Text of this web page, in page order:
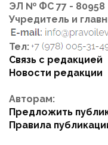
ЭЛ № ФС 77 - 80958
Учредитель и
Тел:
Связь с редакцией
Новости редакции
Авторам:
Предложить
Правила